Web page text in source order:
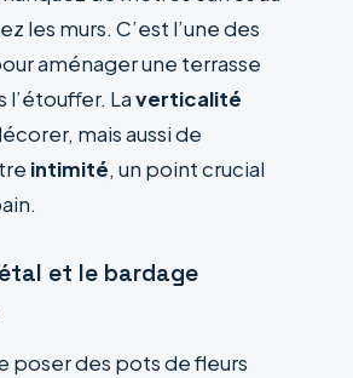
les murs. C’est l’une des
aménager une terrasse
l’étouffer. Laverticalité
mais aussi de
intimité, un point crucial
et le bardage
poser des pots de fleurs